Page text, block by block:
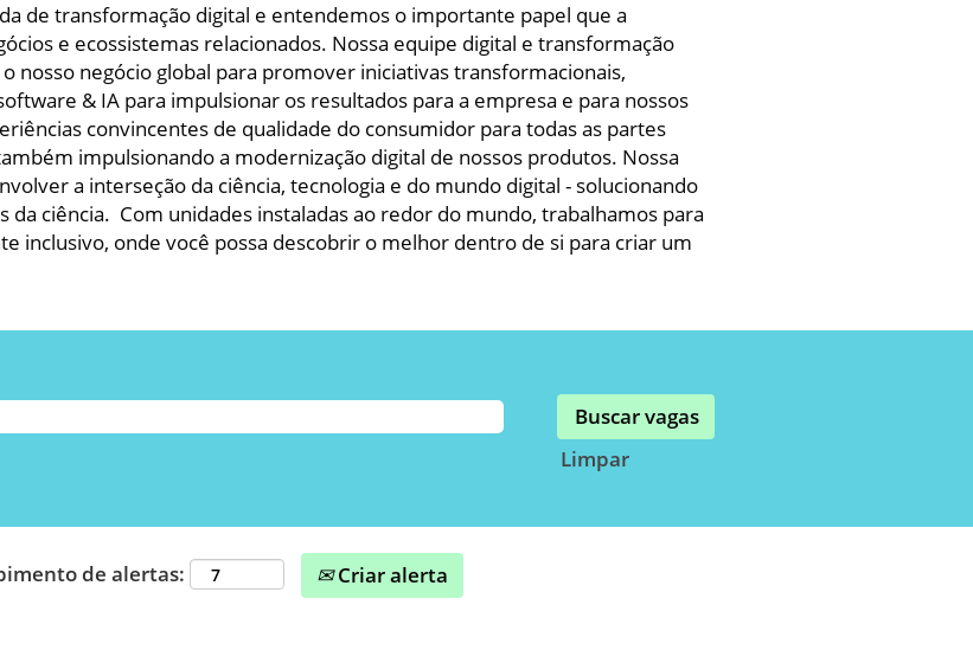
de transformação digital e entendemos o importante papel que a
e ecossistemas relacionados. Nossa equipe digital e transformação
nosso negócio global para promover iniciativas transformacionais,
& IA para impulsionar os resultados para a empresa e para nossos
convincentes de qualidade do consumidor para todas as partes
impulsionando a modernização digital de nossos produtos. Nossa
a interseção da ciência, tecnologia e do mundo digital - solucionando
ciência. Com unidades instaladas ao redor do mundo, trabalhamos para
inclusivo, onde você possa descobrir o melhor dentro de si para criar um
Limpar
de alertas: Criar alerta